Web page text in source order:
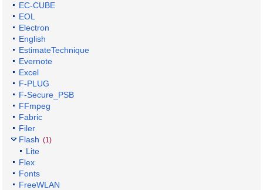
EC-CUBE
EOL
Electron
English
EstimateTechnique
Evernote
Excel
F-PLUG
F-Secure_PSB
FFmpeg
Fabric
Filer
Flash (1)
Lite
Flex
Fonts
FreeWLAN